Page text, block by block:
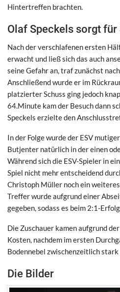
Hintertreffen brachten.
Olaf Speckels sorgt für
Nach der verschlafenen ersten
erwacht und ließ sich das auch
seine Gefahr an, traf zunächst
Anschließend wurde er im
platzierter Schuss ging jedoch
64.Minute kam der Besuch dann
Speckels erzielte den
In der Folge wurde der ESV
Butjenter natürlich in der einen
Während sich die ESV-Spieler in
Spiel nicht mehr entscheidend
Christoph Müller noch ein
Treffer wurde aufgrund einer
gegeben, sodass es beim 2:1-
Die Zuschauer kamen aufgrund
Kosten, nachdem im ersten
Bodennebel zwischenzeitlich
Die Bilder